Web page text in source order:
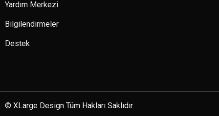
Yardım Merkezi
Bilgilendirmeler
Destek
© XLarge Design Tüm Hakları Saklıdır.